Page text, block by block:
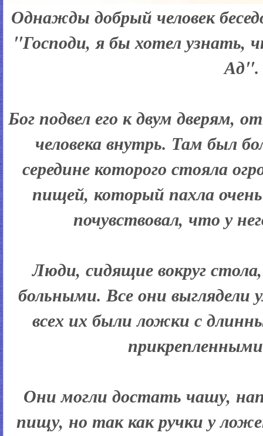
Однажды добрый человек
"Господи, я бы хотел узнать,
Ад".
Бог подвел его к двум дверям,
человека внутрь. Там был
середине которого стояла
пищей, который пахла
почувствовал, что у
Люди, сидящие вокруг
больными. Все они
всех их были ложки с
Они могли достать чашу,
пищу, но так как ручки у